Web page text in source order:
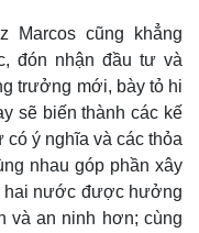
Marcos cũng khẳng
đón nhận đầu tư và
trưởng mới, bày tỏ hi
sẽ biến thành các kế
ý nghĩa và các thỏa
nhau góp phần xây
nước được hưởng
và an ninh hơn; cùng